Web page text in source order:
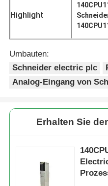
Zu Hause
Werksbesichtigung
Highlight
Umbauten:
Schneider electric plc
Analog-Eingang von
Erhalten Sie